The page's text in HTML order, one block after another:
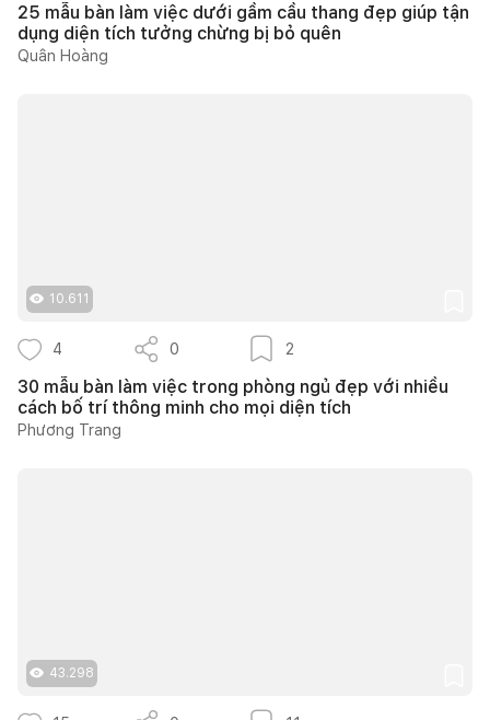
25 mẫu bàn làm việc dưới gầm cầu thang đẹp giúp tận
dụng diện tích tưởng chừng bị bỏ quên
Quân Hoàng
10.611
4 0 2
30 mẫu bàn làm việc trong phòng ngủ đẹp với nhiều
cách bố trí thông minh cho mọi diện tích
Phương Trang
43.298